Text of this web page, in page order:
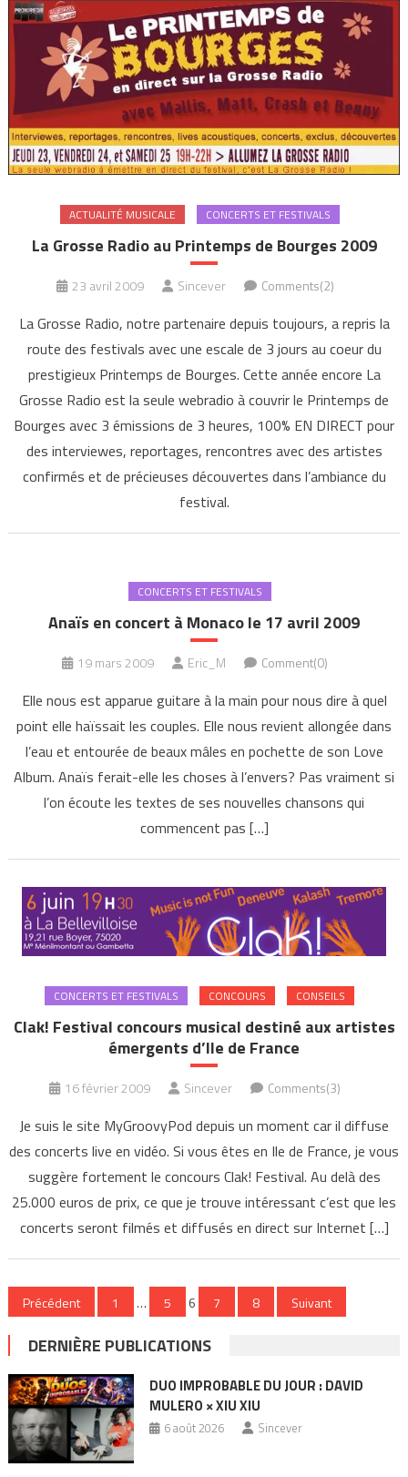
ACTUALITÉ MUSICALE CONCERTS ET FESTIVALS
La Grosse Radio au Printemps de Bourges 2009
23 avril 2009 Sincever Comments(2)
La Grosse Radio, notre partenaire depuis toujours, a repris la
route des festivals avec une escale de 3 jours au coeur du
prestigieux Printemps de Bourges. Cette année encore La
Grosse Radio est la seule webradio à couvrir le Printemps de
Bourges avec 3 émissions de 3 heures, 100% EN DIRECT pour
des interviewes, reportages, rencontres avec des artistes
confirmés et de précieuses découvertes dans l’ambiance du
festival.
CONCERTS ET FESTIVALS
Anaïs en concert à Monaco le 17 avril 2009
19 mars 2009 Eric_M Comment(0)
Elle nous est apparue guitare à la main pour nous dire à quel
point elle haïssait les couples. Elle nous revient allongée dans
l’eau et entourée de beaux mâles en pochette de son Love
Album. Anaïs ferait-elle les choses à l’envers? Pas vraiment si
l’on écoute les textes de ses nouvelles chansons qui
commencent pas […]
CONCERTS ET FESTIVALS CONCOURS CONSEILS
Clak! Festival concours musical destiné aux artistes
émergents d’Ile de France
16 février 2009 Sincever Comments(3)
Je suis le site MyGroovyPod depuis un moment car il diffuse
des concerts live en vidéo. Si vous êtes en Ile de France, je vous
suggère fortement le concours Clak! Festival. Au delà des
25.000 euros de prix, ce que je trouve intéressant c’est que les
concerts seront filmés et diffusés en direct sur Internet […]
Pagination
des
publications
Précédent 1 … 5 6 7 8 Suivant
DERNIÈRE PUBLICATIONS
DUO IMPROBABLE DU JOUR : DAVID
MULERO × XIU XIU
6 août 2026 Sincever